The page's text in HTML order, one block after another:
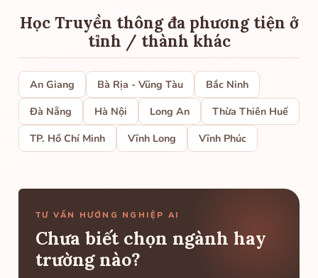
Học Truyền thông đa phương tiện ở
tỉnh / thành khác
An Giang Bà Rịa - Vũng Tàu
Bắc Ninh
Đà Nẵng
Hà Nội Long An
Thừa Thiên Huế
TP. Hồ Chí Minh
Vĩnh Long Vĩnh Phúc
TƯ VẤN HƯỚNG NGHIỆP AI
Chưa biết chọn ngành hay
trường nào?